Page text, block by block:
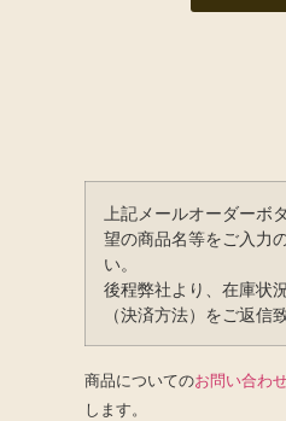
上記メールオーダーボ
望の商品名等をご入力
い。
後程弊社より、在庫状
（決済方法）をご返信
商品についてのお問い合わ
します。